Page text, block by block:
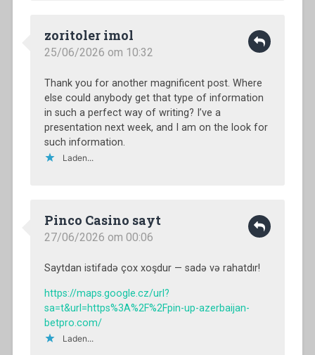
zoritoler imol
25/06/2026 om 10:32
Thank you for another magnificent post. Where
else could anybody get that type of information
in such a perfect way of writing? I’ve a
presentation next week, and I am on the look for
such information.
Laden...
Pinco Casino sayt
27/06/2026 om 00:06
Saytdan istifadə çox xoşdur — sadə və rahatdır!
https://maps.google.cz/url?
sa=t&url=https%3A%2F%2Fpin-up-azerbaijan-
betpro.com/
Laden...